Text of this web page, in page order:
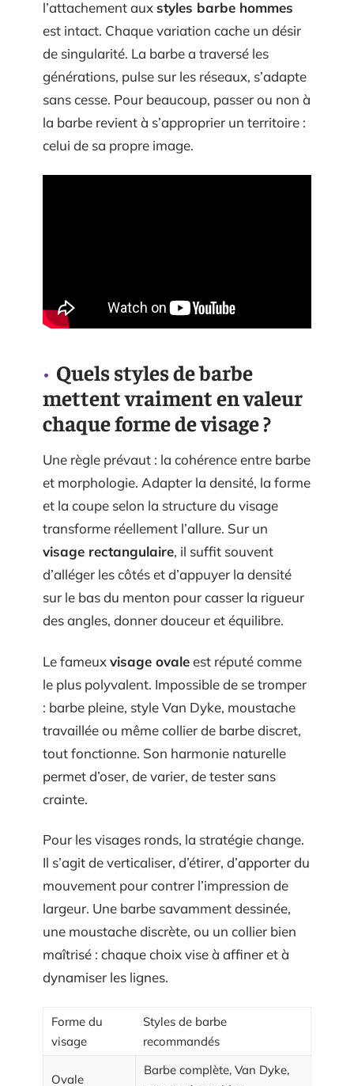
l’attachement auxstyles barbe hommes
est intact. Chaque variation cache un désir
de singularité. La barbe a traversé les
générations, pulse sur les réseaux, s’adapte
sans cesse. Pour beaucoup, passer ou non à
la barbe revient à s’approprier un territoire :
celui de sa propre image.
Quels styles de barbe
mettent vraiment en valeur
chaque forme de visage ?
Une règle prévaut : la cohérence entre barbe
et morphologie. Adapter la densité, la forme
et la coupe selon la structure du visage
transforme réellement l’allure. Sur un
visage rectangulaire, il suffit souvent
d’alléger les côtés et d’appuyer la densité
sur le bas du menton pour casser la rigueur
des angles, donner douceur et équilibre.
Le fameuxvisage ovaleest réputé comme
le plus polyvalent. Impossible de se tromper
: barbe pleine, style Van Dyke, moustache
travaillée ou même collier de barbe discret,
tout fonctionne. Son harmonie naturelle
permet d’oser, de varier, de tester sans
crainte.
Pour les visages ronds, la stratégie change.
Il s’agit de verticaliser, d’étirer, d’apporter du
mouvement pour contrer l’impression de
largeur. Une barbe savamment dessinée,
une moustache discrète, ou un collier bien
maîtrisé : chaque choix vise à affiner et à
dynamiser les lignes.
Forme du
visage
Styles de barbe
recommandés
Ovale
Barbe complète, Van Dyke,